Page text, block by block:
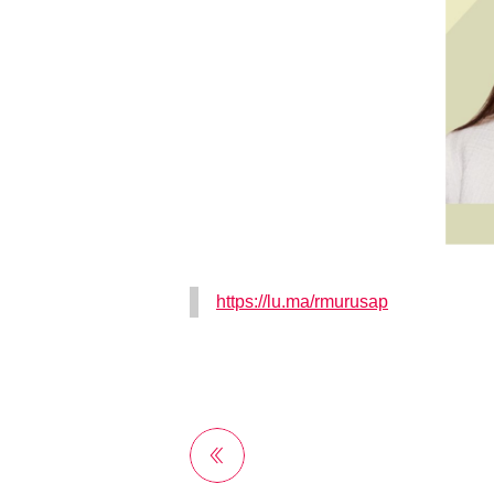
https://lu.ma/rmurusap
前へ